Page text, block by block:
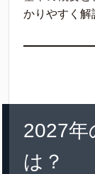
かりやすく解
2027年
は？